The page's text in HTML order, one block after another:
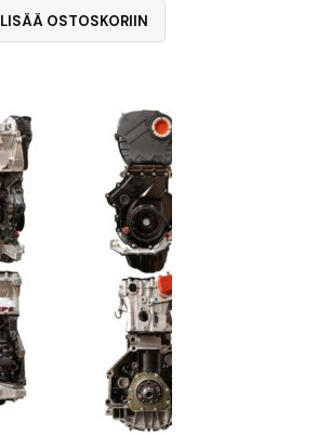
LISÄÄ OSTOSKORIIN